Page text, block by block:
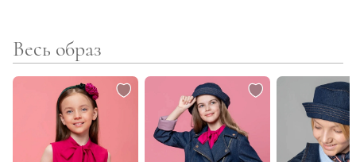
Весь образ